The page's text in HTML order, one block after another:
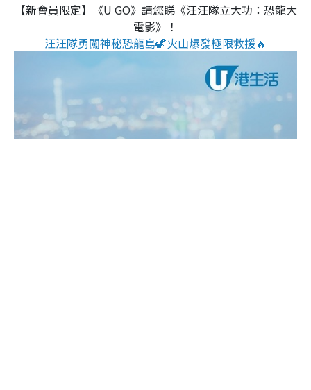
【新會員限定】《U GO》請您睇《汪汪隊立大功：恐龍大
電影》！
汪汪隊勇闖神秘恐龍島🦖火山爆發極限救援🔥